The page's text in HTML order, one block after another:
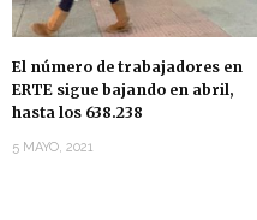
El número de trabajadores en
ERTE sigue bajando en abril,
hasta los 638.238
5 MAYO, 2021